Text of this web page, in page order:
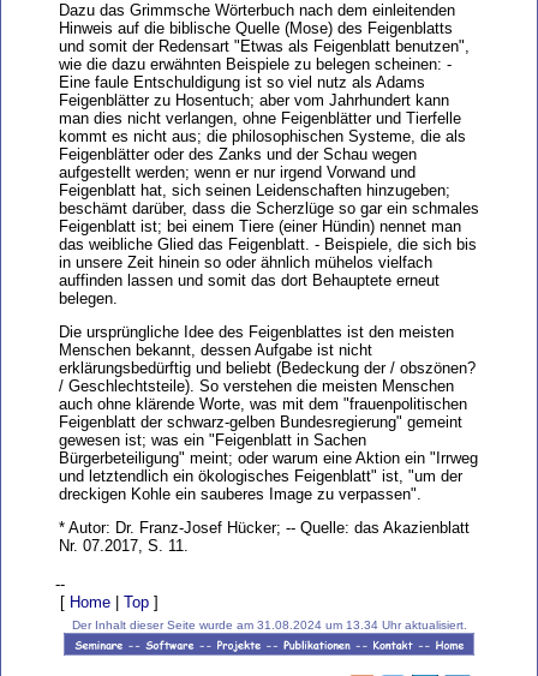
Dazu das Grimmsche Wörterbuch nach dem einleitenden
Hinweis auf die biblische Quelle (Mose) des Feigenblatts
und somit der Redensart "Etwas als Feigenblatt benutzen",
wie die dazu erwähnten Beispiele zu belegen scheinen: -
Eine faule Entschuldigung ist so viel nutz als Adams
Feigenblätter zu Hosentuch; aber vom Jahrhundert kann
man dies nicht verlangen, ohne Feigenblätter und Tierfelle
kommt es nicht aus; die philosophischen Systeme, die als
Feigenblätter oder des Zanks und der Schau wegen
aufgestellt werden; wenn er nur irgend Vorwand und
Feigenblatt hat, sich seinen Leidenschaften hinzugeben;
beschämt darüber, dass die Scherzlüge so gar ein schmales
Feigenblatt ist; bei einem Tiere (einer Hündin) nennet man
das weibliche Glied das Feigenblatt. - Beispiele, die sich bis
in unsere Zeit hinein so oder ähnlich mühelos vielfach
auffinden lassen und somit das dort Behauptete erneut
belegen.
Die ursprüngliche Idee des Feigenblattes ist den meisten
Menschen bekannt, dessen Aufgabe ist nicht
erklärungsbedürftig und beliebt (Bedeckung der / obszönen?
/ Geschlechtsteile). So verstehen die meisten Menschen
auch ohne klärende Worte, was mit dem "frauenpolitischen
Feigenblatt der schwarz-gelben Bundesregierung" gemeint
gewesen ist; was ein "Feigenblatt in Sachen
Bürgerbeteiligung" meint; oder warum eine Aktion ein "Irrweg
und letztendlich ein ökologisches Feigenblatt" ist, "um der
dreckigen Kohle ein sauberes Image zu verpassen".
* Autor: Dr. Franz-Josef Hücker; -- Quelle: das Akazienblatt
Nr. 07.2017, S. 11.
--
[ Home Top ]
Der Inhalt dieser Seite wurde am 31.08.2024 um 13.34 Uhr aktualisiert.